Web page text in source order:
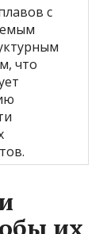
с
что